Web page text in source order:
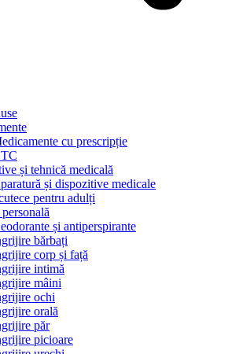
cu prescripție
și tehnică medicală
și dispozitive medicale
pentru adulți
și antiperspirante
bărbați
corp și față
intimă
mâini
ochi
orală
păr
picioare